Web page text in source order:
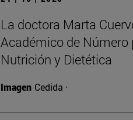
La doctora Marta
Académico de Número
Nutrición y Dietética
Imagen Cedida ·